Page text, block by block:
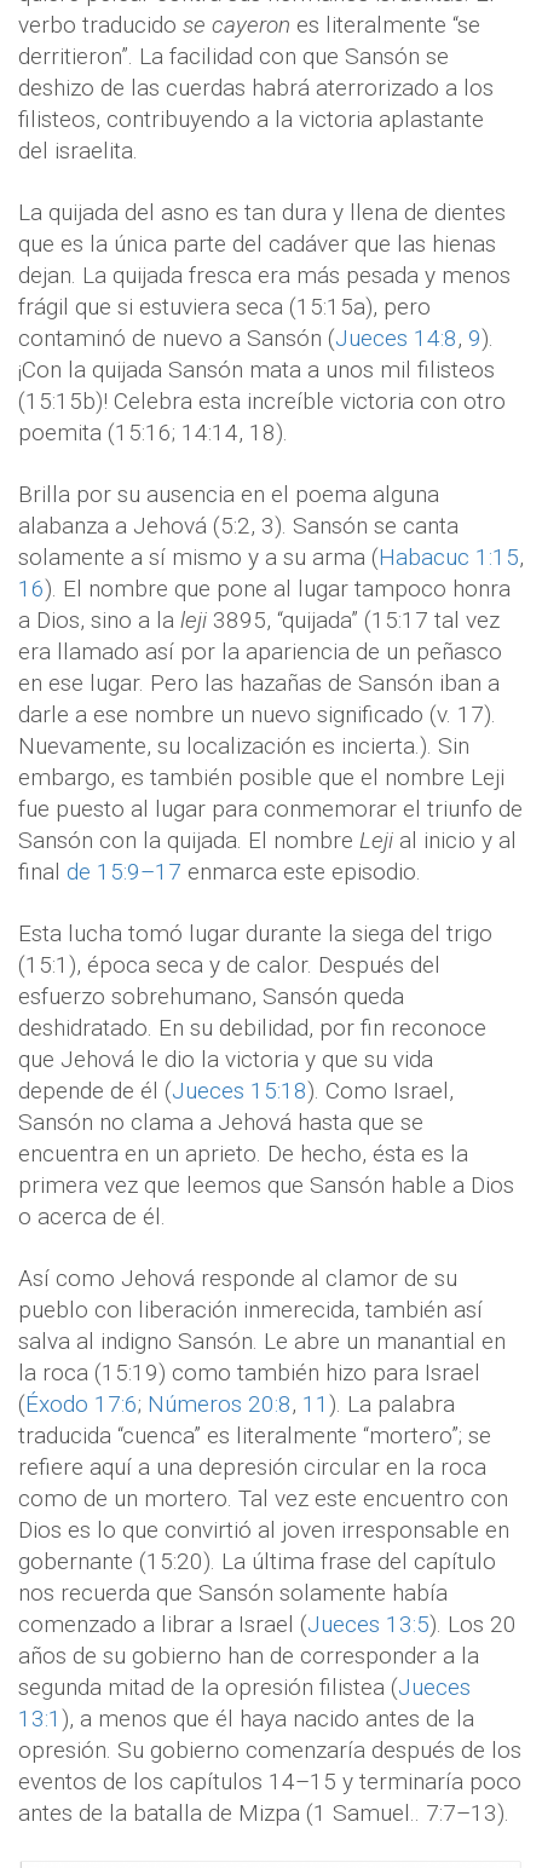
verbo traducido se cayeron es literalmente “se
derritieron”. La facilidad con que Sansón se
deshizo de las cuerdas habrá aterrorizado a los
filisteos, contribuyendo a la victoria aplastante
del israelita.
La quijada del asno es tan dura y llena de dientes
que es la única parte del cadáver que las hienas
dejan. La quijada fresca era más pesada y menos
frágil que si estuviera seca (15:15a), pero
contaminó de nuevo a Sansón (Jueces 14:8, 9).
¡Con la quijada Sansón mata a unos mil filisteos
(15:15b)! Celebra esta increíble victoria con otro
poemita (15:16; 14:14, 18).
Brilla por su ausencia en el poema alguna
alabanza a Jehová (5:2, 3). Sansón se canta
solamente a sí mismo y a su arma (Habacuc 1:15,
16). El nombre que pone al lugar tampoco honra
a Dios, sino a la leji 3895, “quijada” (15:17 tal vez
era llamado así por la apariencia de un peñasco
en ese lugar. Pero las hazañas de Sansón iban a
darle a ese nombre un nuevo significado (v. 17).
Nuevamente, su localización es incierta.). Sin
embargo, es también posible que el nombre Leji
fue puesto al lugar para conmemorar el triunfo de
Sansón con la quijada. El nombre Leji al inicio y al
final de 15:9–17 enmarca este episodio.
Esta lucha tomó lugar durante la siega del trigo
(15:1), época seca y de calor. Después del
esfuerzo sobrehumano, Sansón queda
deshidratado. En su debilidad, por fin reconoce
que Jehová le dio la victoria y que su vida
depende de él (Jueces 15:18). Como Israel,
Sansón no clama a Jehová hasta que se
encuentra en un aprieto. De hecho, ésta es la
primera vez que leemos que Sansón hable a Dios
o acerca de él.
Así como Jehová responde al clamor de su
pueblo con liberación inmerecida, también así
salva al indigno Sansón. Le abre un manantial en
la roca (15:19) como también hizo para Israel
(Éxodo 17:6; Números 20:8, 11 ). La palabra
traducida “cuenca” es literalmente “mortero”; se
refiere aquí a una depresión circular en la roca
como de un mortero. Tal vez este encuentro con
Dios es lo que convirtió al joven irresponsable en
gobernante (15:20). La última frase del capítulo
nos recuerda que Sansón solamente había
comenzado a librar a Israel (Jueces 13:5). Los 20
años de su gobierno han de corresponder a la
segunda mitad de la opresión filistea (Jueces
13:1 ), a menos que él haya nacido antes de la
opresión. Su gobierno comenzaría después de los
eventos de los capítulos 14–15 y terminaría poco
antes de la batalla de Mizpa (1 Samuel.. 7:7–13).